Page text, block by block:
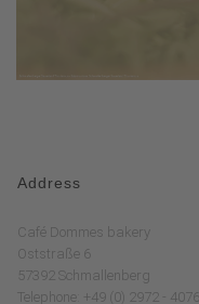
Address
Café Dommes bakery
Oststraße 6
57392 Schmallenberg
Telephone: +49 (0) 2972 - 4076